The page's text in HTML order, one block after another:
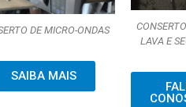
DE MICRO-ONDAS
SAIBA MAIS
LAVA E